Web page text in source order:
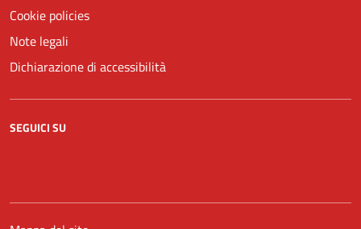
Cookie policies
Note legali
Dichiarazione di accessibilità
SEGUICI SU